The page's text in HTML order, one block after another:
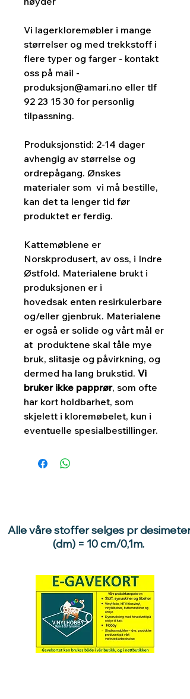
Vi lagerkloremøbler i mange
størrelser og med trekkstoff i
flere typer og farger - kontakt
oss på mail -
produksjon@amari.no eller tlf
92 23 15 30 for personlig
tilpassning.
Produksjonstid: 2-14 dager
avhengig av størrelse og
ordrepågang. Ønskes
materialer som vi må bestille,
kan det ta lenger tid før
produktet er ferdig.
Kattemøblene er
Norskprodusert, av oss, i Indre
Østfold. Materialene brukt i
produksjonen er i
hovedsak enten resirkulerbare
og/eller gjenbruk. Materialene
er også er solide og vårt mål er
at produktene skal tåle mye
bruk, slitasje og påvirkning, og
dermed ha lang brukstid. Vi
bruker ikke papprør, som ofte
har kort holdbarhet, som
skjelett i kloremøbelet, kun i
eventuelle spesialbestillinger.
Alle våre stoffer selges pr desimeter
(dm) = 10 cm/0,1m.